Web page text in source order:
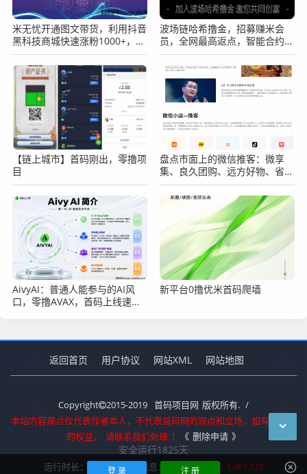
米无忧开通图文带货，利用抖音
黑科技商城快速涨粉1000+，单
日变现2W！
波场链哈希撸金，招募赚米会
员，全网最高返点，智能合约，
自动秒返！
【链上城市】首码刚出，零撸项
目
盘点市面上的微信推客：微享
集、良久团购、远方好物、省心
说、九鼎私域、中国优选几大平
台的分析
AivyAI：普通人能参与的AI风
口，零撸AVAX，首码上线速度
新平台0撸优米首码爬墙
返回首页 用户协议 网站XML 网站地图
Copyright 2015-2019 首码项目网 版权所有. /
本站内容观点仅代表作者本人，不代表首码网的观点和立场，如有侵犯您
的权益， 请联系我们处理 ！《 删除申请 》
安全运行1825天
运行时长：0.130秒 查询信息：37 次总访问量 1,361,222
登 录 注 册